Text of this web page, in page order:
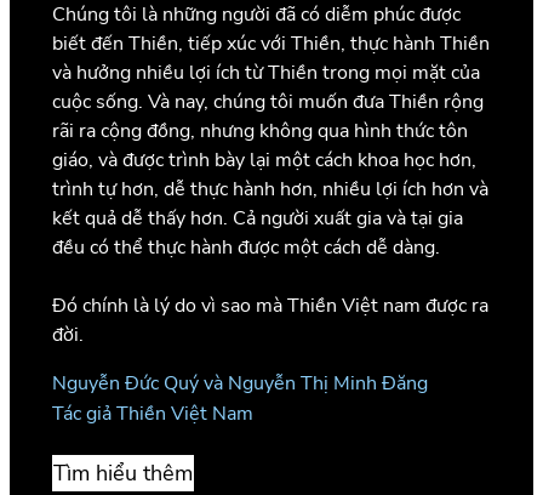
Chúng tôi là những người đã có diễm phúc được
biết đến Thiền, tiếp xúc với Thiền, thực hành Thiền
và hưởng nhiều lợi ích từ Thiền trong mọi mặt của
cuộc sống. Và nay, chúng tôi muốn đưa Thiền rộng
rãi ra cộng đồng, nhưng không qua hình thức tôn
giáo, và được trình bày lại một cách khoa học hơn,
trình tự hơn, dễ thực hành hơn, nhiều lợi ích hơn và
kết quả dễ thấy hơn. Cả người xuất gia và tại gia
đều có thể thực hành được một cách dễ dàng.
Đó chính là lý do vì sao mà Thiền Việt nam được ra
đời.
Nguyễn Đức Quý và Nguyễn Thị Minh Đăng
Tác giả Thiền Việt Nam
Tìm hiểu thêm